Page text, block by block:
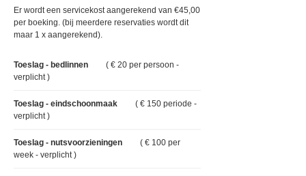
Er wordt een servicekost aangerekend van €45,00
per boeking. (bij meerdere reservaties wordt dit
maar 1 x aangerekend).
Toeslag - bedlinnen
( € 20 per persoon -
verplicht )
Toeslag - eindschoonmaak
( € 150 periode -
verplicht )
Toeslag - nutsvoorzieningen
( € 100 per
week - verplicht )